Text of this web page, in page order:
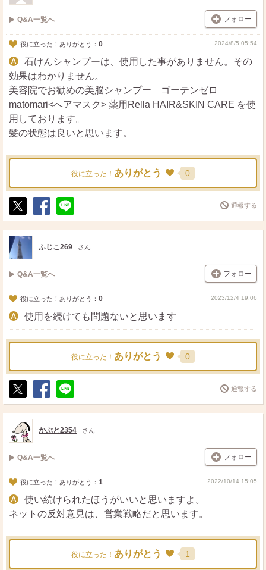
Q&A一覧へ フォロー
役に立った！ありがとう： 0 2024/8/5 05:54
石けんシャンプーは、使用した事がありません。その
効果はわかりません。
美容院でお勧めの美脳シャンプー ゴーテンゼロ
matomari<へアマスク> 薬用Rella HAIR&SKIN CARE を使
用しております。
髪の状態は良いと思います。
役に立った！ ありがとう 0
ポ
ス
ト
シ
ェ
送
る
通報する
ふじこ269 さん
Q&A一覧へ フォロー
役に立った！ありがとう： 0 2023/12/4 19:06
使用を続けても問題ないと思います
役に立った！ ありがとう 0
ポ
ス
ト
シ
ェ
送
る
通報する
かぶと2354 さん
Q&A一覧へ フォロー
役に立った！ありがとう： 1 2022/10/14 15:05
使い続けられたほうがいいと思いますよ。
ネットの反対意見は、営業戦略だと思います。
役に立った！ ありがとう 1